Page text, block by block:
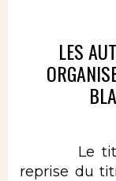
LES
Le titre
reprise du